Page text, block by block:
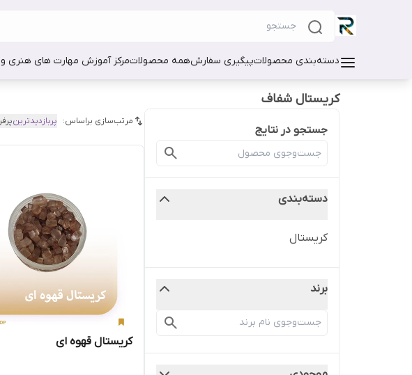
دسته‌بندی محصولاتپیگیری سفارشهمه محصولاتمرکز آموزش مهارت های هنری و
کریستال شفاف
جستجو در نتایج
دسته‌بندی
کریستال
برند
مرتب‌سازی براساس: پربازدیدترین
کریستال قهوه ای